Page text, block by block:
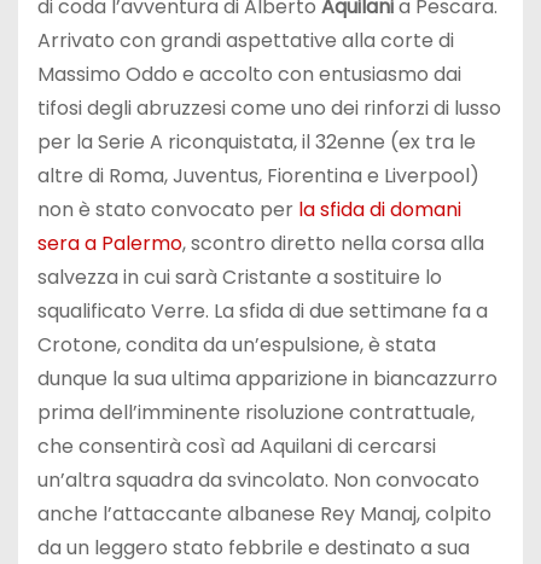
di coda l’avventura di Alberto Aquilania Pescara.
Arrivato con grandi aspettative alla corte di
Massimo Oddo e accolto con entusiasmo dai
tifosi degli abruzzesi come uno dei rinforzi di lusso
per la Serie A riconquistata, il 32enne (ex tra le
altre di Roma, Juventus, Fiorentina e Liverpool)
non è stato convocato per la sfida di domani
sera a Palermo, scontro diretto nella corsa alla
salvezza in cui sarà Cristante a sostituire lo
squalificato Verre. La sfida di due settimane fa a
Crotone, condita da un’espulsione, è stata
dunque la sua ultima apparizione in biancazzurro
prima dell’imminente risoluzione contrattuale,
che consentirà così ad Aquilani di cercarsi
un’altra squadra da svincolato. Non convocato
anche l’attaccante albanese Rey Manaj, colpito
da un leggero stato febbrile e destinato a sua